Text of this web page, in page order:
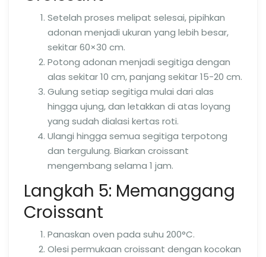
Setelah proses melipat selesai, pipihkan
adonan menjadi ukuran yang lebih besar,
sekitar 60×30 cm.
Potong adonan menjadi segitiga dengan
alas sekitar 10 cm, panjang sekitar 15-20 cm.
Gulung setiap segitiga mulai dari alas
hingga ujung, dan letakkan di atas loyang
yang sudah dialasi kertas roti.
Ulangi hingga semua segitiga terpotong
dan tergulung. Biarkan croissant
mengembang selama 1 jam.
Langkah 5: Memanggang
Croissant
Panaskan oven pada suhu 200°C.
Olesi permukaan croissant dengan kocokan